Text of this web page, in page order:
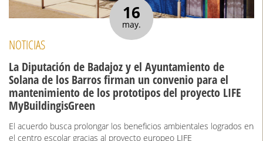
16
may.
NOTICIAS
La Diputación de Badajoz y el Ayuntamiento de
Solana de los Barros firman un convenio para el
mantenimiento de los prototipos del proyecto LIFE
MyBuildingisGreen
El acuerdo busca prolongar los beneficios ambientales logrados en
el centro escolar gracias al proyecto europeo LIFE